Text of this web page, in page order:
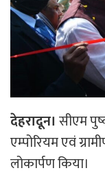
देहरादून। सीएम
एम्पोरियम एवं
लोकार्पण किया।